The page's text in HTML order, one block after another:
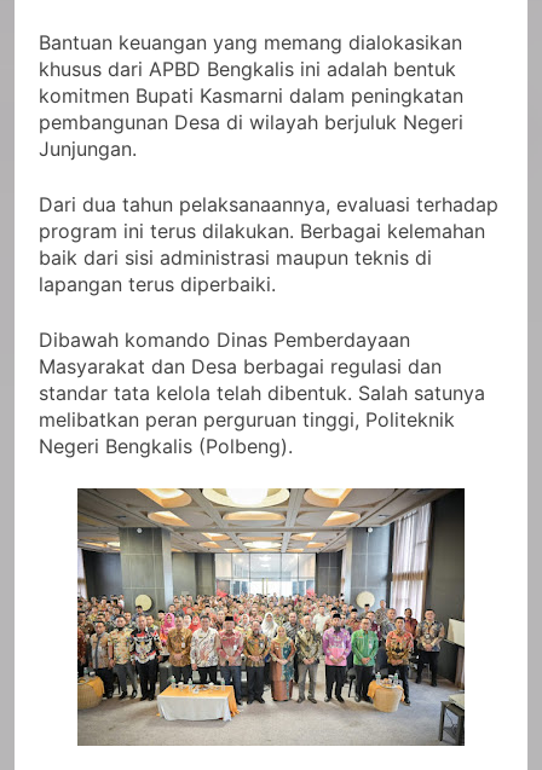
Bantuan keuangan yang memang dialokasikan
khusus dari APBD Bengkalis ini adalah bentuk
komitmen Bupati Kasmarni dalam peningkatan
pembangunan Desa di wilayah berjuluk Negeri
Junjungan.
Dari dua tahun pelaksanaannya, evaluasi terhadap
program ini terus dilakukan. Berbagai kelemahan
baik dari sisi administrasi maupun teknis di
lapangan terus diperbaiki.
Dibawah komando Dinas Pemberdayaan
Masyarakat dan Desa berbagai regulasi dan
standar tata kelola telah dibentuk. Salah satunya
melibatkan peran perguruan tinggi, Politeknik
Negeri Bengkalis (Polbeng).